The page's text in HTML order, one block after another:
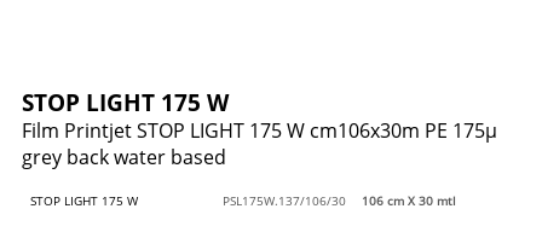
STOP LIGHT 175 W
Film Printjet STOP LIGHT 175 W cm106x30m PE 175µ
grey back water based
STOP LIGHT 175 W PSL175W.137/106/30 106 cm X 30 mtl